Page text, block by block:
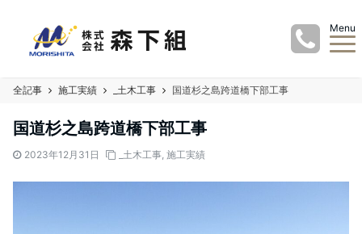
Menu
全記事 施工実績 _土木工事 国道杉之島跨道橋下部工事
国道杉之島跨道橋下部工事
2023年12月31日 _土木工事, 施工実績